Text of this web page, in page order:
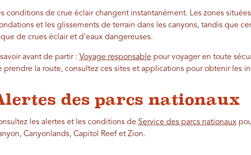
conditions de crue éclair changent instantanément. Les zones
et les glissements de terrain dans les canyons, tandis que
de crues éclair et d'eaux dangereuses.
avant de partir : Voyage responsable pour voyager en toute
prendre la route, consultez ces sites et applications pour obtenir les
des parcs nationaux
les alertes et les conditions de Service des parcs nationaux
Canyonlands, Capitol Reef et Zion.